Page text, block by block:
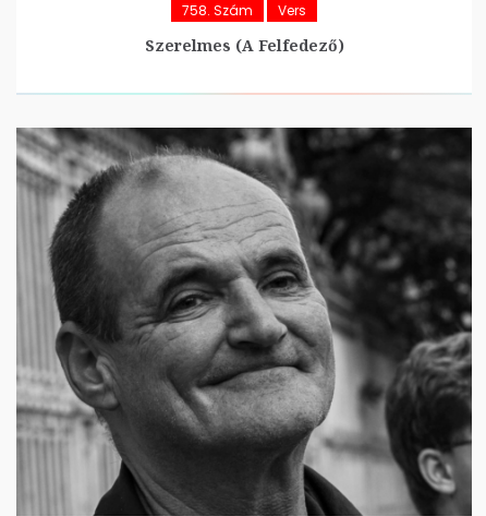
758. Szám Vers
Szerelmes (A Felfedező)